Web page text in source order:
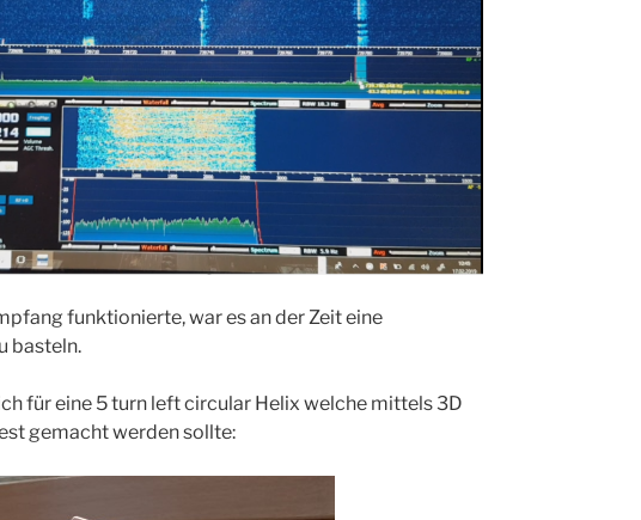
funktionierte, war es an der Zeit eine
basteln.
für eine 5 turn left circular Helix welche mittels 3D
gemacht werden sollte: